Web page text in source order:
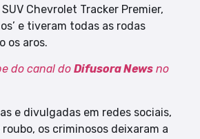
Chevrolet Tracker Premier,
e tiveram todas as rodas
os aros.
do canal do Difusora News no
e divulgadas em redes sociais,
os criminosos deixaram a